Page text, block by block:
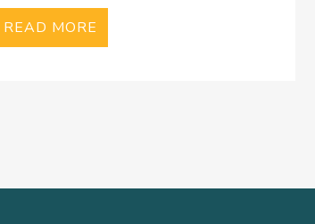
READ MORE